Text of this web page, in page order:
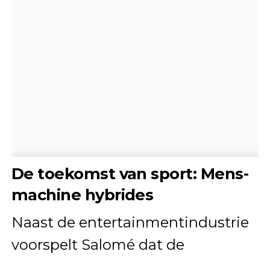
De toekomst van sport: Mens-
machine hybrides
Naast de entertainmentindustrie
voorspelt Salomé dat de